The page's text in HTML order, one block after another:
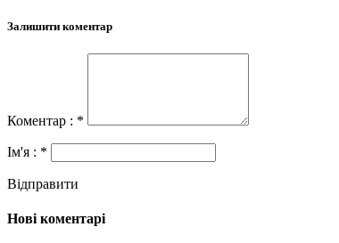
Залишити коментар
Коментар : *
Ім'я : *
Відправити
Нові коментарі